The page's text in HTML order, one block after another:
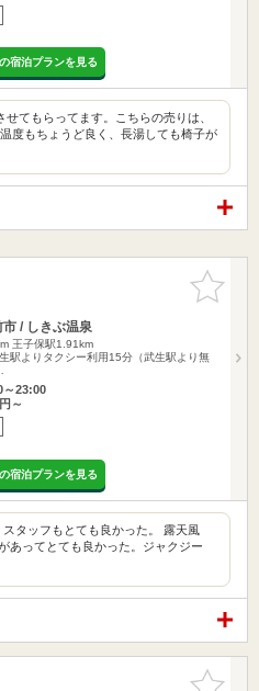
宿泊プランを見る
せてもらってます。こちらの売りは、
度もちょうど良く、長湯しても椅子が
お気に入
りに追加
/ しきぶ温泉
王子保駅1.91km
駅よりタクシー利用15分（武生駅より無
～23:00
～
宿泊プランを見る
タッフもとても良かった。 露天風
あってとても良かった。ジャクジー
お気に入